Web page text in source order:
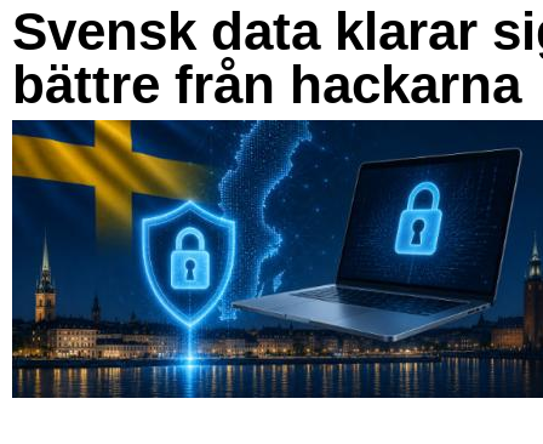
Svensk data klarar
bättre från hackarna